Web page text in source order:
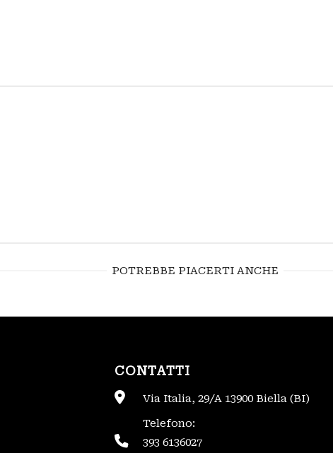
POTREBBE PIACERTI ANCHE
CONTATTI
Via Italia, 29/A 13900 Biella (BI)
Telefono:
393 6136027